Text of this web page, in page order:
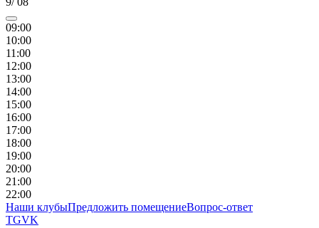
09:00
10:00
11 :00
12:00
13:00
14:00
15:00
16:00
17:00
18:00
19:00
20:00
21 :00
22:00
Наши клубыПредложить помещениеВопрос-ответ
TGVK